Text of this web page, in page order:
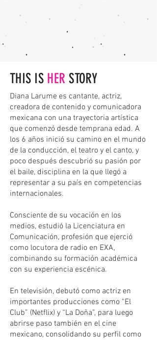
THIS IS HERSTORY
Diana Larume es cantante, actriz,
creadora de contenido y comunicadora
mexicana con una trayectoria artística
que comenzó desde temprana edad. A
los 6 años inició su camino en el mundo
de la conducción, el teatro y el canto, y
poco después descubrió su pasión por
el baile, disciplina en la que llegó a
representar a su país en competencias
internacionales.
Consciente de su vocación en los
medios, estudió la Licenciatura en
Comunicación, profesión que ejerció
como locutora de radio en EXA,
combinando su formación académica
con su experiencia escénica.
En televisión, debutó como actriz en
importantes producciones como “El
Club” (Netflix) y “La Doña”, para luego
abrirse paso también en el cine
mexicano, consolidando su perfil como